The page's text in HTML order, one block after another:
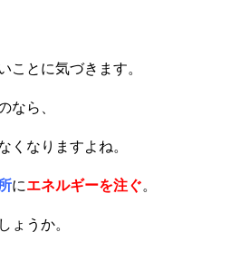
ことに気づきます。
なら、
くなりますよね。
にエネルギーを注ぐ。
ょうか。